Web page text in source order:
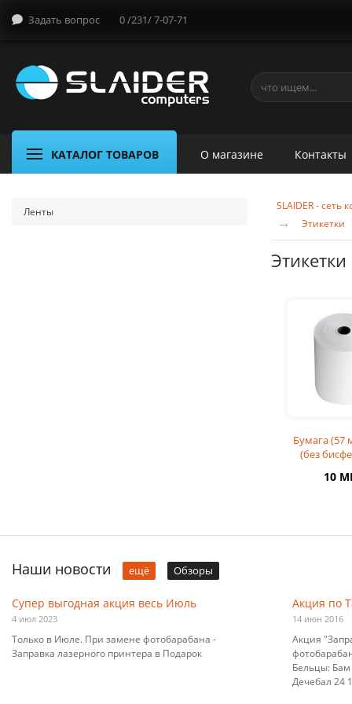
Задать вопрос 0 /231/ 7-07-71
КАТАЛОГ ТОВАРОВ О магазине Контакты
Ленты SLAIDER - сеть
→ Этикетки
Этикетки
Бумага (57
(без
10
Наши новости ещё Обзоры
Супер выгодная акция весь Июль
4 июл 2023
Только в Июле. При замене фотобарабана -
Заправка лазерного принтера в Подарок
Акция по
14 июн 2016
Акция
Бельцы: Бам
Дечебал 24